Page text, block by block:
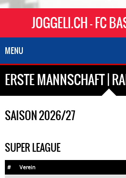
JOGGELI.CH - FC
MENU
ERSTE MANNSCHAFT |
SAISON 2026/27
SUPER LEAGUE
# Verein